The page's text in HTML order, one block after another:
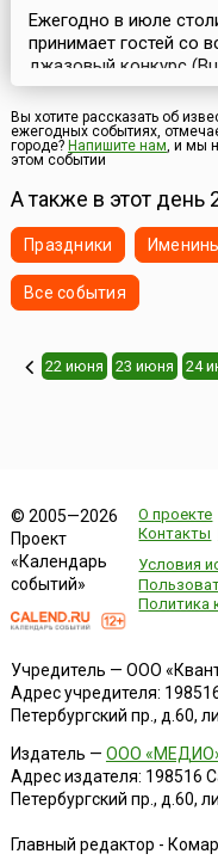
Ежегодно в июле
принимает гостей со
джазовый конкурс
Competition), который
рамках большого
ставшего в
страны.Особенность
музыкальным...
Вы хотите рассказать об
ежегодных событиях,
городе? Напишите нам, и мы
этом событии
А также в этот день
Праздники
Все события
22 июня 23 июня 24
© 2005—2026
Проект
«Календарь
событий»
О проекте
Контакты
Условия
Политика
Учредитель — ООО
Адрес учредителя:
Петербургский пр., д.60,
Издатель — ООО
Адрес издателя: 198516
Петербургский пр., д.60,
Главный редактор -